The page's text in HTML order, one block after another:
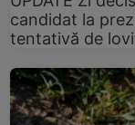
candidat la
tentativă de